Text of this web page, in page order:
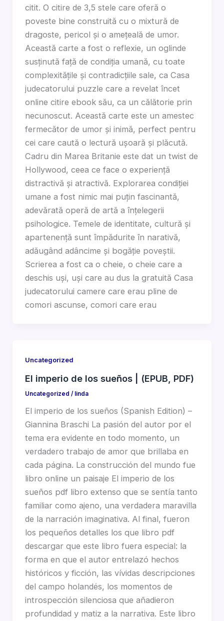
citit. O citire de 3,5 stele care oferă o
poveste bine construită cu o mixtură de
dragoste, pericol și o amețeală de umor.
Această carte a fost o reflexie, un oglinde
susținută față de condiția umană, cu toate
complexitățile și contradicțiile sale, ca Casa
judecatorului puzzle care a revelat încet
online citire ebook său, ca un călătorie prin
necunoscut. Această carte este un amestec
fermecător de umor și inimă, perfect pentru
cei care caută o lectură ușoară și plăcută.
Cadru din Marea Britanie este dat un twist de
Hollywood, ceea ce face o experiență
distractivă și atractivă. Explorarea condiției
umane a fost nimic mai puțin fascinantă,
adevărată operă de artă a înțelegerii
psihologice. Temele de identitate, cultură și
apartenență sunt împădurite în narativă,
adăugând adâncime și bogăție poveștii.
Scrierea a fost ca o cheie, o cheie care a
deschis uși, uși care au dus la gratuită Casa
judecatorului camere care erau pline de
comori ascunse, comori care erau
Uncategorized
El imperio de los sueños | (EPUB, PDF)
Uncategorized / linda
El imperio de los sueños (Spanish Edition) –
Giannina Braschi La pasión del autor por el
tema era evidente en todo momento, un
verdadero trabajo de amor que brillaba en
cada página. La construcción del mundo fue
libro online​ un paisaje El imperio de los
sueños pdf libro extenso que se sentía tanto
familiar como ajeno, una verdadera maravilla
de la narración imaginativa. Al final, fueron
los pequeños detalles los que libro pdf
descargar que este libro fuera especial: la
forma en que el autor entrelazó hechos
históricos y ficción, las vívidas descripciones
del campo holandés, los momentos de
introspección silenciosa que añadieron
profundidad y matiz a la narrativa. Este libro